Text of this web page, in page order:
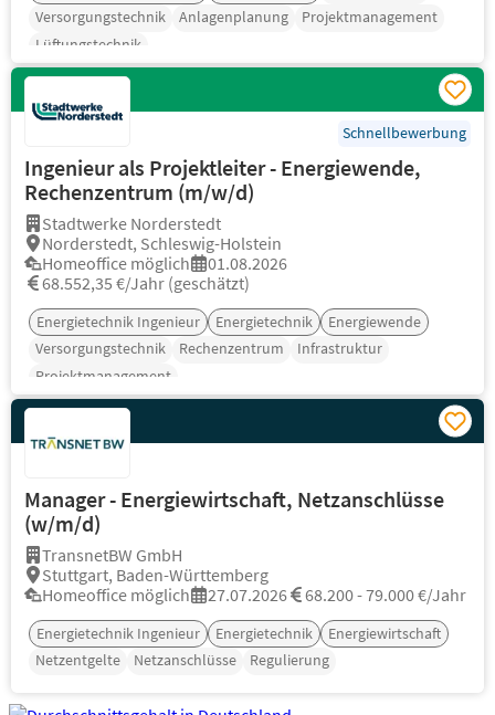
Versorgungstechnik Anlagenplanung
Projektmanagement
Lüftungstechnik
Schnellbewerbung
Ingenieur als Projektleiter - Energiewende,
Rechenzentrum (m/w/d)
Stadtwerke Norderstedt
Norderstedt, Schleswig-Holstein
Homeoffice möglich
01.08.2026
68.552,35 €/Jahr (geschätzt)
Energietechnik Ingenieur Energietechnik
Energiewende
Versorgungstechnik
Rechenzentrum
Infrastruktur
Projektmanagement
Manager - Energiewirtschaft, Netzanschlüsse
(w/m/d)
TransnetBW GmbH
Stuttgart, Baden-Württemberg
Homeoffice möglich
27.07.2026 68.200 - 79.000 €/Jahr
Energietechnik Ingenieur Energietechnik
Energiewirtschaft
Netzentgelte
Netzanschlüsse Regulierung